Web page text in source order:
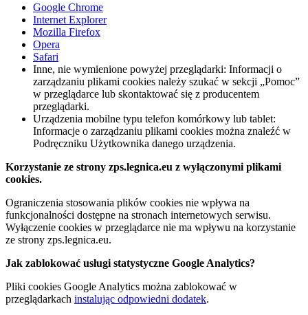
Google Chrome
Internet Explorer
Mozilla Firefox
Opera
Safari
Inne, nie wymienione powyżej przeglądarki: Informacji o
zarządzaniu plikami cookies należy szukać w sekcji „Pomoc”
w przeglądarce lub skontaktować się z producentem
przeglądarki.
Urządzenia mobilne typu telefon komórkowy lub tablet:
Informacje o zarządzaniu plikami cookies można znaleźć w
Podręczniku Użytkownika danego urządzenia.
Korzystanie ze strony zps.legnica.eu z wyłączonymi plikami
cookies.
Ograniczenia stosowania plików cookies nie wpływa na
funkcjonalności dostępne na stronach internetowych serwisu.
Wyłączenie cookies w przeglądarce nie ma wpływu na korzystanie
ze strony zps.legnica.eu.
Jak zablokować usługi statystyczne Google Analytics?
Pliki cookies Google Analytics można zablokować w
przeglądarkach instalując odpowiedni dodatek.